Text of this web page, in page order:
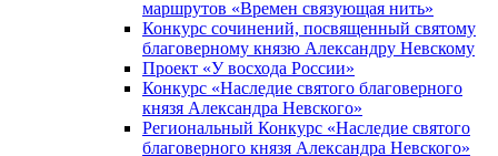
маршрутов «Времен связующая нить»
Конкурс сочинений, посвященный святому
благоверному князю Александру Невскому
Проект «У восхода России»
Конкурс «Наследие святого благоверного
князя Александра Невского»
Региональный Конкурс «Наследие святого
благоверного князя Александра Невского»